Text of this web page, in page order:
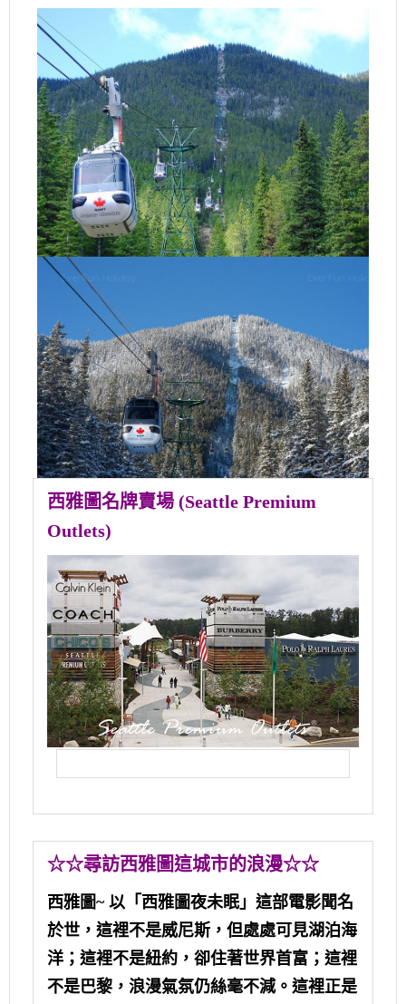
西雅圖名牌賣場 (Seattle Premium
Outlets)
☆☆尋訪西雅圖這城市的浪漫☆☆
西雅圖~ 以「西雅圖夜未眠」這部電影聞名
於世， 這裡不是威尼斯，但處處可見湖泊海
洋；這裡不是紐約，卻住著世界首富；這裡
不是巴黎，浪漫氣氛仍絲毫不減。這裡正是